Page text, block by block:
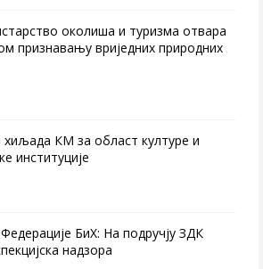
околиша и туризма отвара
признавању вриједних природних
КМ за област културе и
институције
БиХ: На подручју ЗДК
надзора